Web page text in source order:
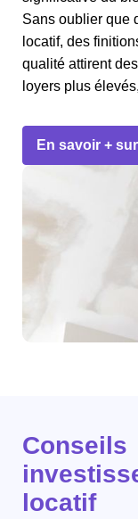
Sans oublier que
locatif, des
qualité attirent
loyers plus
En savoir +
Conseils
locatif